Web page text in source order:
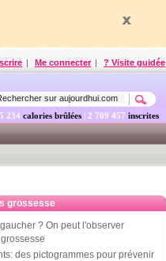
| Me connecter | ? Visite guidée
533 calories brûlées | 2 709 457 inscrites
grossesse
? On peut l'observer
des pictogrammes pour prévenir